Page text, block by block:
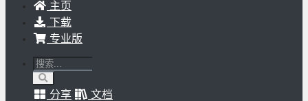
主页
下载
专业版
分享
文档